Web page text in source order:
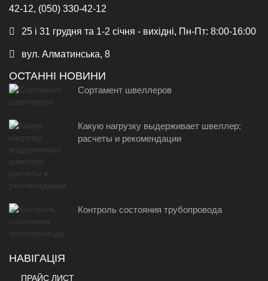
42-12, (050) 330-42-12
25 і 31 грудня та 1-2 січня - вихідні, Пн-Пт: 8:00-16:00
вул. Алматинська, 8
ОСТАННІ НОВИНИ
Сортамент швеллеров
Какую нагрузку выдерживает швеллер:
расчеты и рекомендации
Контроль состояния трубопровода
НАВІГАЦІЯ
ПРАЙС ЛИСТ